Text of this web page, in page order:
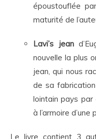
époustouflée
maturité de
Lavi’s jean
nouvelle la plus
jean, qui nous
de sa
lointain pays
à l’armoire
Le livre contient 3